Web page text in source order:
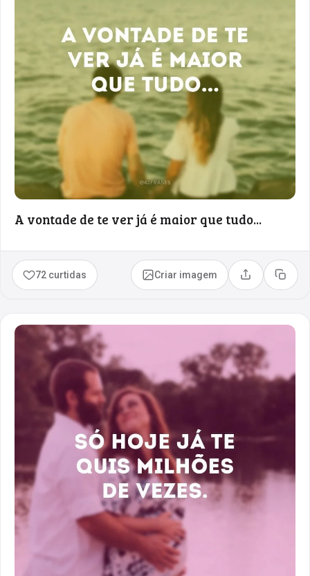
A vontade de te ver já é maior que tudo...
72 curtidas Criar imagem Compartilhar
Copiar